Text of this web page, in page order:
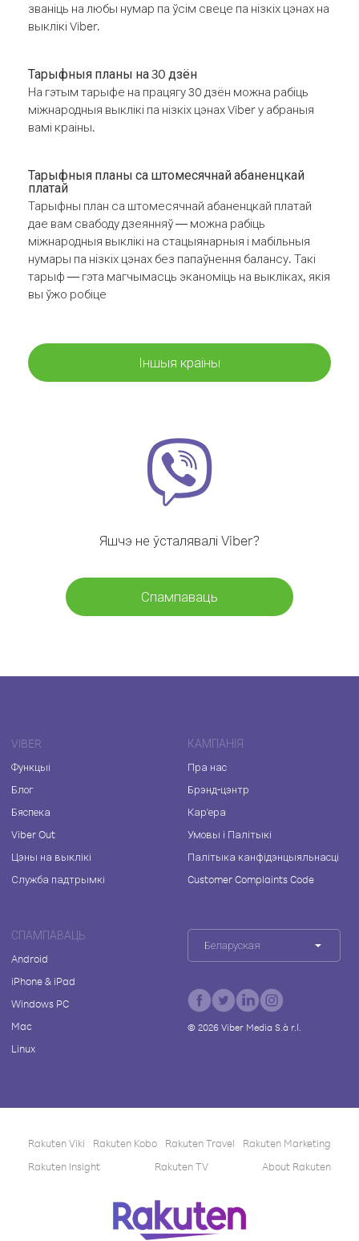
званіць на любы нумар па ўсім свеце па нізкіх цэнах на
выклікі Viber.
Тарыфныя планы на 30 дзён
На гэтым тарыфе на працягу 30 дзён можна рабіць
міжнародныя выклікі па нізкіх цэнах Viber у абраныя
вамі краіны.
Тарыфныя планы са штомесячнай абаненцкай
платай
Тарыфны план са штомесячнай абаненцкай платай
дае вам свабоду дзеянняў — можна рабіць
міжнародныя выклікі на стацыянарныя і мабільныя
нумары па нізкіх цэнах без папаўнення балансу. Такі
тарыф — гэта магчымасць эканоміць на выкліках, якія
вы ўжо робіце
Іншыя краіны
Яшчэ не ўсталявалі Viber?
Спампаваць
VIBER
Функцыі
Блог
Бяспека
Viber Out
Цэны на выклікі
Служба падтрымкі
КАМПАНІЯ
Пра нас
Брэнд-цэнтр
Кар'ера
Умовы і Палітыкі
Палітыка канфідэнцыяльнасці
Customer Complaints Code
СПАМПАВАЦЬ
Android
iPhone & iPad
Windows PC
Mac
Linux
Беларуская
© 2026Viber Media S.à r.l.
Rakuten Viki Rakuten Kobo Rakuten Travel
Rakuten Marketing
Rakuten Insight
Rakuten TV About Rakuten